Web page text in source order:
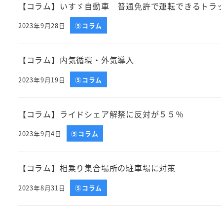
【コラム】いすゞ自動車 普通免許で運転できるトラ
投稿日
2023年9月28日 ⑤コラム
【コラム】内気循環・外気導入
投稿日
2023年9月19日 ⑤コラム
【コラム】ライドシェア解禁に反対が５５％
投稿日
2023年9月4日 ⑤コラム
【コラム】相乗り集合場所の駐車場に対策
投稿日
2023年8月31日 ⑤コラム